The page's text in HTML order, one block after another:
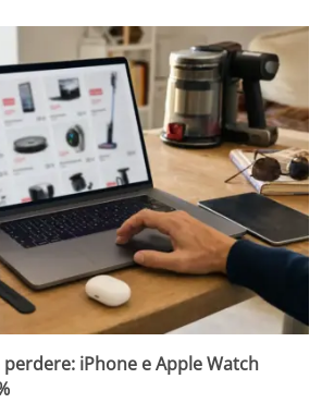
iPhone e Apple Watch